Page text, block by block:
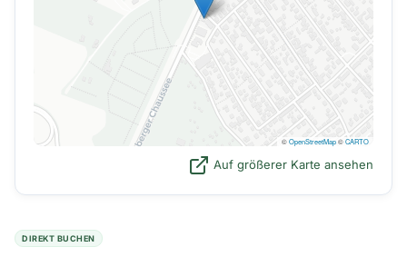
©OpenStreetMap©CARTO
Auf größerer Karte ansehen
DIREKT BUCHEN